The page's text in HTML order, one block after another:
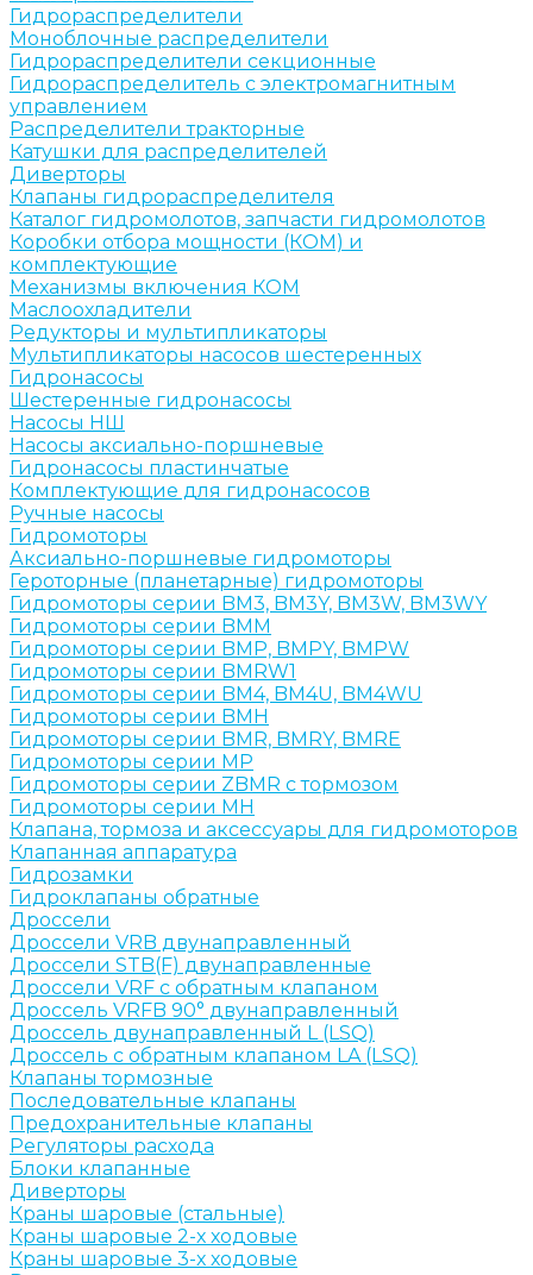
Гидрораспределители
Моноблочные распределители
Гидрораспределители секционные
Гидрораспределитель с электромагнитным
управлением
Распределители тракторные
Катушки для распределителей
Диверторы
Клапаны гидрораспределителя
Каталог гидромолотов, запчасти гидромолотов
Коробки отбора мощности (КОМ) и
комплектующие
Механизмы включения КОМ
Маслоохладители
Редукторы и мультипликаторы
Мультипликаторы насосов шестеренных
Гидронасосы
Шестеренные гидронасосы
Насосы НШ
Насосы аксиально-поршневые
Гидронасосы пластинчатые
Комплектующие для гидронасосов
Ручные насосы
Гидромоторы
Аксиально-поршневые гидромоторы
Героторные (планетарные) гидромоторы
Гидромоторы серии BM3, BM3Y, BM3W, BM3WY
Гидромоторы серии BMM
Гидромоторы серии BMP, BMPY, BMPW
Гидромоторы серии BMRW1
Гидромоторы серии BМ4, BM4U, BМ4WU
Гидромоторы серии BМH
Гидромоторы серии BМR, BMRY, BМRE
Гидромоторы серии MP
Гидромоторы серии ZBMR с тормозом
Гидромоторы серии МH
Клапана, тормоза и аксессуары для гидромоторов
Клапанная аппаратура
Гидрозамки
Гидроклапаны обратные
Дроссели
Дроссели VRB двунаправленный
Дроссели STB(F) двунаправленные
Дроссели VRF с обратным клапаном
Дроссель VRFB 90° двунаправленный
Дроссель двунаправленный L (LSQ)
Дроссель с обратным клапаном LA (LSQ)
Клапаны тормозные
Последовательные клапаны
Предохранительные клапаны
Регуляторы расхода
Блоки клапанные
Диверторы
Краны шаровые (стальные)
Краны шаровые 2-х ходовые
Краны шаровые 3-х ходовые